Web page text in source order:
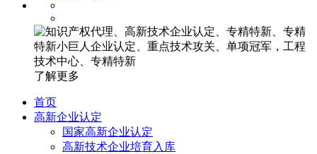
了解更多
首页
高新企业认定
国家高新企业认定
高新技术企业培育入库